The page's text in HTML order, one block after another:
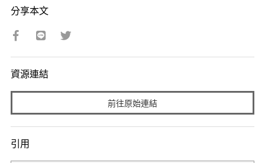
分享本文
資源連結
前往原始連結
引用